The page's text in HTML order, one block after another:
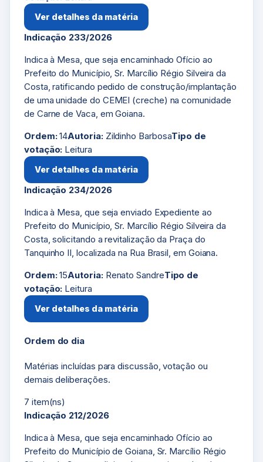
Ver detalhes da matéria
Indicação 233/2026
Indica à Mesa, que seja encaminhado Ofício ao
Prefeito do Município, Sr. Marcílio Régio Silveira da
Costa, ratificando pedido de construção/implantação
de uma unidade do CEMEI (creche) na comunidade
de Carne de Vaca, em Goiana.
Ordem:14Autoria:Zildinho BarbosaTipo de
votação: Leitura
Ver detalhes da matéria
Indicação 234/2026
Indica à Mesa, que seja enviado Expediente ao
Prefeito do Município, Sr. Marcílio Régio Silveira da
Costa, solicitando a revitalização da Praça do
Tanquinho II, localizada na Rua Brasil, em Goiana.
Ordem:15Autoria:Renato SandreTipo de
votação: Leitura
Ver detalhes da matéria
Ordem do dia
Matérias incluídas para discussão, votação ou
demais deliberações.
7 item(ns)
Indicação 212/2026
Indica à Mesa, que seja encaminhado Ofício ao
Prefeito do Município de Goiana, Sr. Marcílio Régio